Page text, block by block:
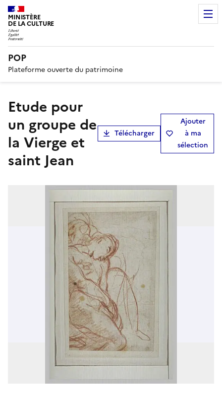
MINISTÈRE
DE LA CULTURE
POP
Plateforme ouverte du patrimoine
Etude pour
un groupe de
la Vierge et
saint Jean
Télécharger
Ajouter
à ma
sélection